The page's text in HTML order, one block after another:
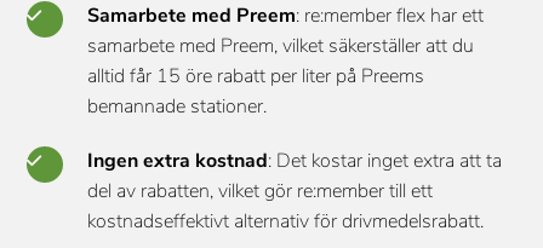
Samarbete med Preem: re:member flex har ett
samarbete med Preem, vilket säkerställer att du
alltid får 15 öre rabatt per liter på Preems
bemannade stationer.
Ingen extra kostnad: Det kostar inget extra att ta
del av rabatten, vilket gör re:member till ett
kostnadseffektivt alternativ för drivmedelsrabatt.